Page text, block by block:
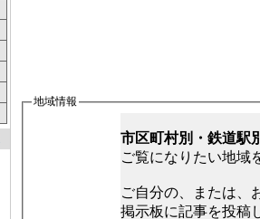
地域情報
市区町村別・鉄道駅
ご覧になりたい地域
ご自分の、または、